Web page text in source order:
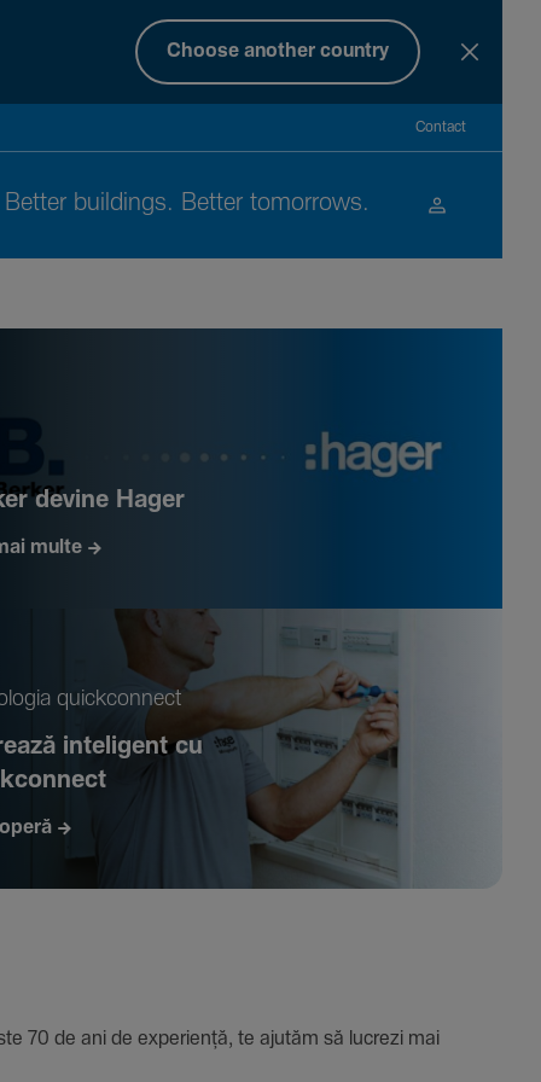
Choose another country
Contact
Better buil­dings. Better tomor­rows.
devine Hager
multe
quickconnect
inte­li­gent cu
de ani de expe­riență, te ajutăm să lucrezi mai